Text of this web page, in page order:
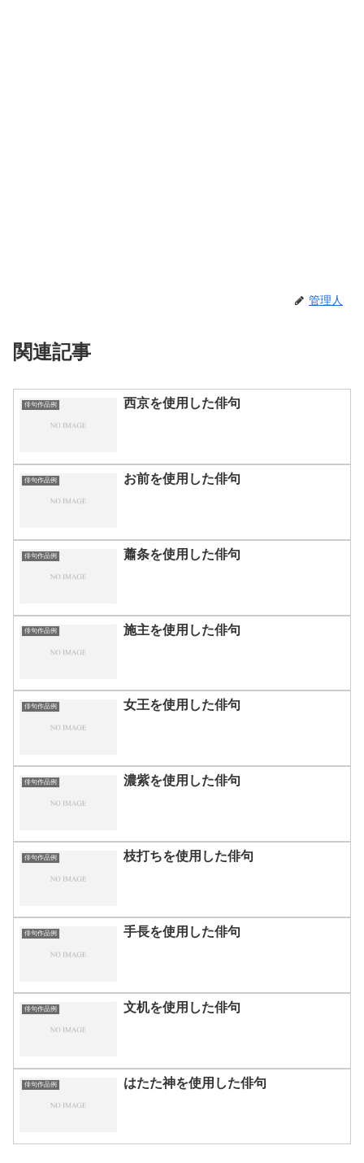
管理人
関連記事
俳句作品例 西京を使用した俳句
俳句作品例 お前を使用した俳句
俳句作品例 蕭条を使用した俳句
俳句作品例 施主を使用した俳句
俳句作品例 女王を使用した俳句
俳句作品例 濃紫を使用した俳句
俳句作品例 枝打ちを使用した俳句
俳句作品例 手長を使用した俳句
俳句作品例 文机を使用した俳句
俳句作品例 はたた神を使用した俳句